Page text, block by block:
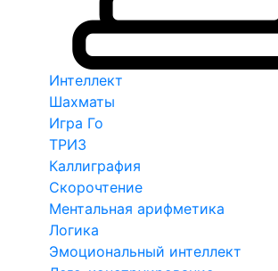
Интеллект
Шахматы
Игра Го
ТРИЗ
Каллиграфия
Скорочтение
Ментальная арифметика
Логика
Эмоциональный интеллект